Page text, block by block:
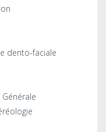
dento-faciale